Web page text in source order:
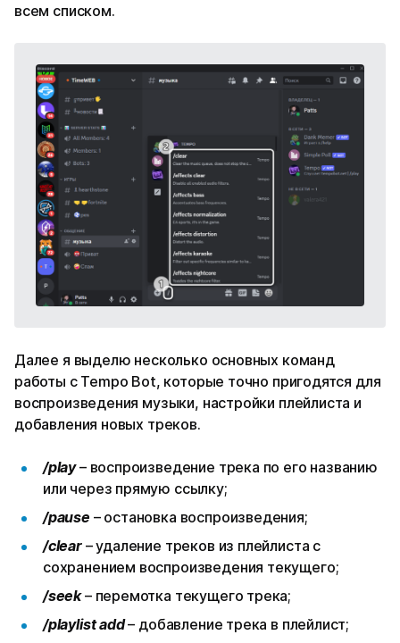
всем списком.
Далее я выделю несколько основных команд
работы с Tempo Bot, которые точно пригодятся для
воспроизведения музыки, настройки плейлиста и
добавления новых треков.
/play– воспроизведение трека по его названию
или через прямую ссылку;
/pause – остановка воспроизведения;
/clear– удаление треков из плейлиста с
сохранением воспроизведения текущего;
/seek– перемотка текущего трека;
/playlist add– добавление трека в плейлист;